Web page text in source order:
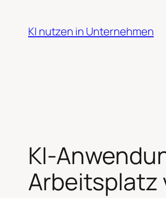
Inhalt
springen
KI nutzen in Unternehmen
KI-
Arbeitsplatz